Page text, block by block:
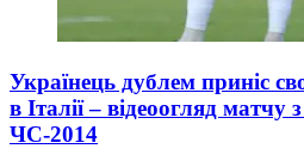
Українець дублем приніс
в Італії – відеоогляд матчу
ЧС-2014